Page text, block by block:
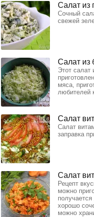
Салат из
Сочный
свежей
Салат из
Этот салат
мяса,
любителей
Салат
Салат
заправка
Салат
Рецепт
можно
хорошо
можно